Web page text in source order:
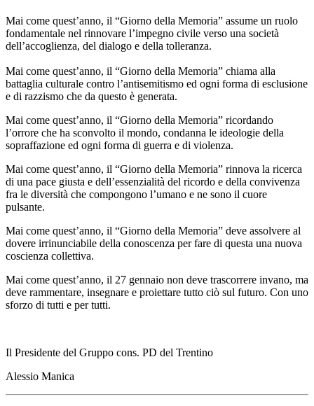
Mai come quest’anno, il “Giorno della Memoria” assume un ruolo
fondamentale nel rinnovare l’impegno civile verso una società
dell’accoglienza, del dialogo e della tolleranza.
Mai come quest’anno, il “Giorno della Memoria” chiama alla
battaglia culturale contro l’antisemitismo ed ogni forma di esclusione
e di razzismo che da questo è generata.
Mai come quest’anno, il “Giorno della Memoria” ricordando
l’orrore che ha sconvolto il mondo, condanna le ideologie della
sopraffazione ed ogni forma di guerra e di violenza.
Mai come quest’anno, il “Giorno della Memoria” rinnova la ricerca
di una pace giusta e dell’essenzialità del ricordo e della convivenza
fra le diversità che compongono l’umano e ne sono il cuore
pulsante.
Mai come quest’anno, il “Giorno della Memoria” deve assolvere al
dovere irrinunciabile della conoscenza per fare di questa una nuova
coscienza collettiva.
Mai come quest’anno, il 27 gennaio non deve trascorrere invano, ma
deve rammentare, insegnare e proiettare tutto ciò sul futuro. Con uno
sforzo di tutti e per tutti.
Il Presidente del Gruppo cons. PD del Trentino
Alessio Manica